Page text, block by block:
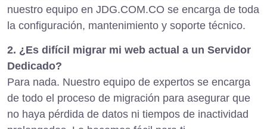
nuestro equipo en JDG.COM.CO se encarga de toda
la configuración, mantenimiento y soporte técnico.
2. ¿Es difícil migrar mi web actual a un Servidor
Dedicado?
Para nada. Nuestro equipo de expertos se encarga
de todo el proceso de migración para asegurar que
no haya pérdida de datos ni tiempos de inactividad